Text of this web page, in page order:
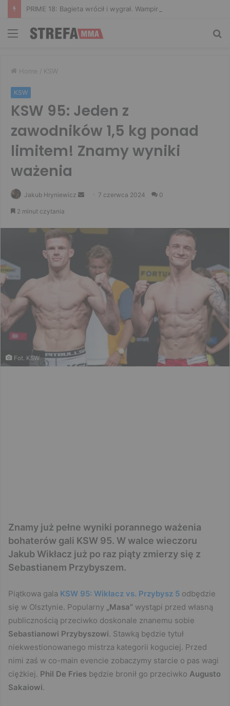
Menu
Home / KSW
KSW
KSW 95: Jeden z
zawodników 1,5 kg ponad
limitem! Znamy wyniki
ważenia
Jakub Hryniewicz
Send 7 czerwca 2024 0
2 minut czytania
Fot. KSW
Znamy już pełne wyniki porannego ważenia
bohaterów gali KSW 95. W walce wieczoru
Jakub Wikłacz już po raz piąty zmierzy się z
Sebastianem Przybyszem.
Piątkowa gala KSW 95: Wikłacz vs. Przybysz 5 odbędzie
się w Olsztynie. Popularny „Masa” wystąpi przed własną
publicznością przeciwko doskonale znanemu sobie
Sebastianowi Przybyszowi. Stawką będzie tytuł
niekwestionowanego mistrza kategorii koguciej. Przed
nimi zaś w co-main evencie zobaczymy starcie o pas wagi
ciężkiej. Phil De Fries będzie bronił go przeciwko Augusto
Sakaiowi.